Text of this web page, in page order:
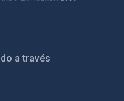
a través